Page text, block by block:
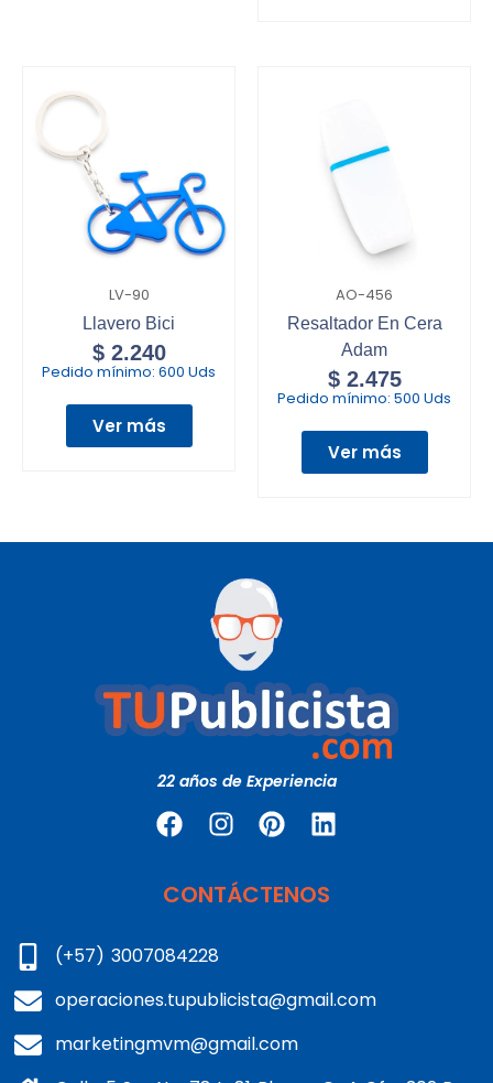
LV-90
Llavero Bici
$2.240
Pedido mínimo: 600 Uds
Ver más
AO-456
Resaltador En Cera
Adam
$2.475
Pedido mínimo: 500 Uds
Ver más
22 años de Experiencia
CONTÁCTENOS
(+57) 3007084228
operaciones.tupublicista@gmail.com
marketingmvm@gmail.com